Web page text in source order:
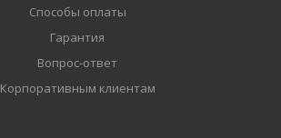
Способы оплаты
Гарантия
Вопрос-ответ
Корпоративным клиентам